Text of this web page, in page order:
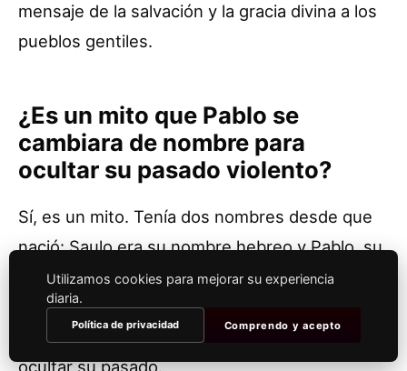
mensaje de la salvación y la gracia divina a los
pueblos gentiles.
¿Es un mito que Pablo se
cambiara de nombre para
ocultar su pasado violento?
Sí, es un mito. Tenía dos nombres desde que
nació: Saulo era su nombre hebreo y Pablo, su
nombre romano. El cambio en el uso de los
nombres refleja su misión centrada en el
mundo gentil y romano, y no un intento de
ocultar su pasado.
Utilizamos cookies para mejorar su experiencia
diaria.
Política de privacidad Comprendo y acepto